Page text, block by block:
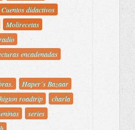
Cuentos didactivos
Molirecetas
encadenadas
Haper´s Bazaar
roadtrip
charla
series